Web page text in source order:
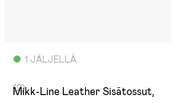
1 JÄLJELLÄ
(2)
Mikk-Line Leather Sisätossut,